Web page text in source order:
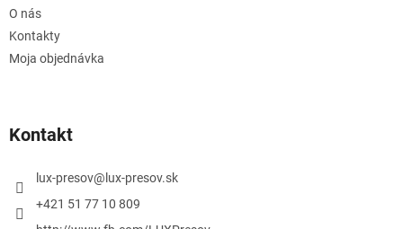
O nás
Kontakty
Moja objednávka
Kontakt
lux-presov@ lux-presov.sk
+421 51 77 10 809